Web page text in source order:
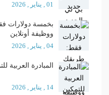
01 , يناير , 2026
بخمسة دولارات
ووظيفة أونلاين
04 , يناير , 2026
المبادرة العربية
14 , يناير , 2026